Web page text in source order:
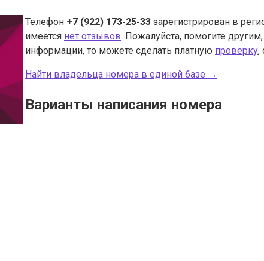
Телефон +7 (922) 173-25-33 зарегистрирован в
имеется нет отзывов. Пожалуйста, помогите
информации, то можете сделать платную проверку,
Найти владельца номера в единой базе →
Варианты написания номера